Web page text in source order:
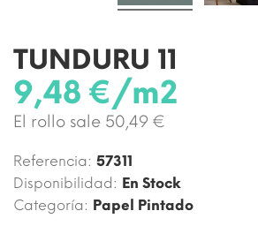
TUNDURU 11
9,48 €/m2
El rollo sale 50,49 €
Referencia: 57311
Disponibilidad: En Stock
Categoría: Papel Pintado